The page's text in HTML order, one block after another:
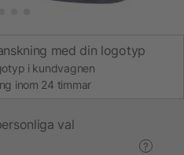
med din logotyp
i kundvagnen
inom 24 timmar
val
?